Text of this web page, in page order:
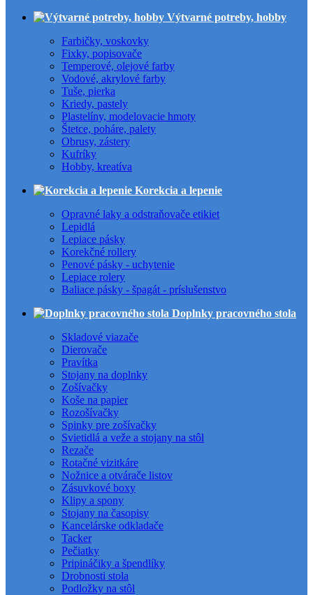
Výtvarné potreby, hobby
Farbičky, voskovky
Fixky, popisovače
Temperové, olejové farby
Vodové, akrylové farby
Tuše, pierka
Kriedy, pastely
Plastelíny, modelovacie hmoty
Štetce, poháre, palety
Obrusy, zástery
Kufríky
Hobby, kreatíva
Korekcia a lepenie
Opravné laky a odstraňovače etikiet
Lepidlá
Lepiace pásky
Korekčné rollery
Penové pásky - uchytenie
Lepiace rolery
Baliace pásky - špagát - príslušenstvo
Doplnky pracovného stola
Skladové viazače
Dierovače
Pravítka
Stojany na doplnky
Zošívačky
Koše na papier
Rozošívačky
Spinky pre zošívačky
Svietidlá a veže a stojany na stôl
Rezače
Rotačné vizitkáre
Nožnice a otvárače listov
Zásuvkové boxy
Klipy a spony
Stojany na časopisy
Kancelárske odkladače
Tacker
Pečiatky
Pripináčiky a špendlíky
Drobnosti stola
Podložky na stôl